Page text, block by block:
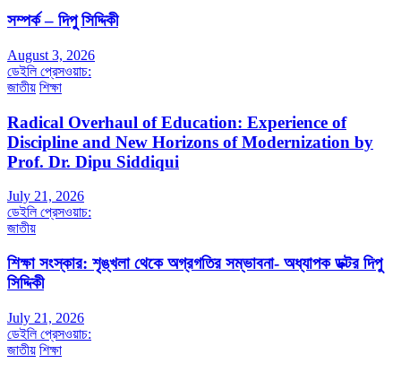
সম্পর্ক – দিপু সিদ্দিকী
August 3, 2026
ডেইলি প্রেসওয়াচ:
জাতীয় শিক্ষা
Radical Overhaul of Education: Experience of
Discipline and New Horizons of Modernization by
Prof. Dr. Dipu Siddiqui
July 21, 2026
ডেইলি প্রেসওয়াচ:
জাতীয়
শিক্ষা সংস্কার: শৃঙ্খলা থেকে অগ্রগতির সম্ভাবনা- অধ্যাপক ডক্টর দিপু
সিদ্দিকী
July 21, 2026
ডেইলি প্রেসওয়াচ:
জাতীয় শিক্ষা